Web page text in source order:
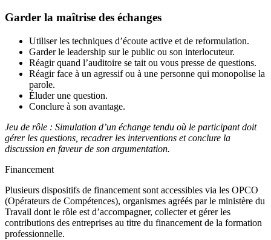
Garder la maîtrise des échanges
Utiliser les techniques d’écoute active et de reformulation.
Garder le leadership sur le public ou son interlocuteur.
Réagir quand l’auditoire se tait ou vous presse de questions.
Réagir face à un agressif ou à une personne qui monopolise la
parole.
Éluder une question.
Conclure à son avantage.
Jeu de rôle : Simulation d’un échange tendu où le participant doit
gérer les questions, recadrer les interventions et conclure la
discussion en faveur de son argumentation.
Financement
Plusieurs dispositifs de financement sont accessibles via les OPCO
(Opérateurs de Compétences), organismes agréés par le ministère du
Travail dont le rôle est d’accompagner, collecter et gérer les
contributions des entreprises au titre du financement de la formation
professionnelle.